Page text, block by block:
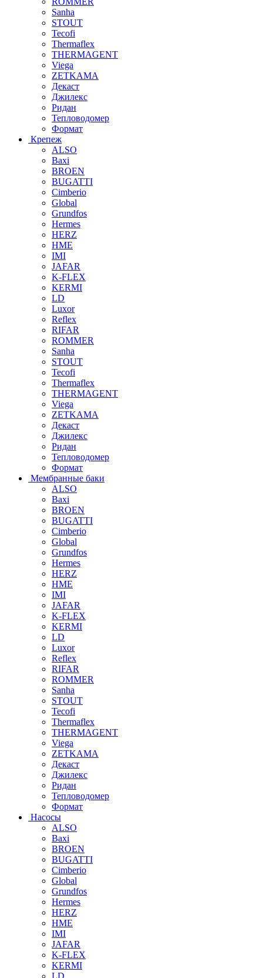
Sanha
STOUT
Tecofi
Thermaflex
THERMAGENT
Viega
ZETKAMA
Декаст
Джилекс
Ридан
Тепловодомер
Формат
Крепеж
ALSO
Baxi
BROEN
BUGATTI
Cimberio
Global
Grundfos
Hermes
HERZ
HME
IMI
JAFAR
K-FLEX
KERMI
LD
Luxor
Reflex
RIFAR
ROMMER
Sanha
STOUT
Tecofi
Thermaflex
THERMAGENT
Viega
ZETKAMA
Декаст
Джилекс
Ридан
Тепловодомер
Формат
Мембранные баки
ALSO
Baxi
BROEN
BUGATTI
Cimberio
Global
Grundfos
Hermes
HERZ
HME
IMI
JAFAR
K-FLEX
KERMI
LD
Luxor
Reflex
RIFAR
ROMMER
Sanha
STOUT
Tecofi
Thermaflex
THERMAGENT
Viega
ZETKAMA
Декаст
Джилекс
Ридан
Тепловодомер
Формат
Насосы
ALSO
Baxi
BROEN
BUGATTI
Cimberio
Global
Grundfos
Hermes
HERZ
HME
IMI
JAFAR
K-FLEX
KERMI
LD